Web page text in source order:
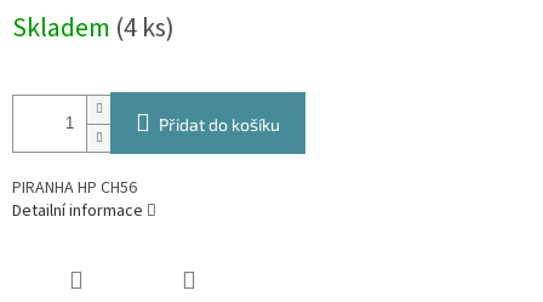
cena:
Skladem (4 ks)
Přidat do košíku
PIRANHA HP CH56
Detailní informace